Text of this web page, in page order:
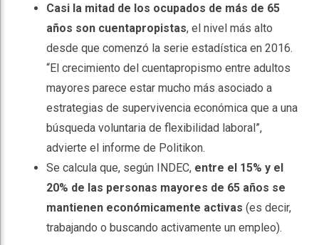
Casi la mitad de los ocupados de más de 65
años son cuentapropistas, el nivel más alto
desde que comenzó la serie estadística en 2016.
“El crecimiento del cuentapropismo entre adultos
mayores parece estar mucho más asociado a
estrategias de supervivencia económica que a una
búsqueda voluntaria de flexibilidad laboral”,
advierte el informe de Politikon.
Se calcula que, según INDEC, entre el 15% y el
20% de las personas mayores de 65 años se
mantienen económicamente activas (es decir,
trabajando o buscando activamente un empleo).